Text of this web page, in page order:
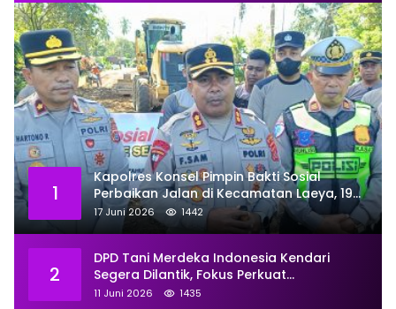
1
Kapolres Konsel Pimpin Bakti Sosial
Perbaikan Jalan di Kecamatan Laeya, 19
Titik Rusak Siap Ditambal
17 Juni 2026 1442
2
DPD Tani Merdeka Indonesia Kendari
Segera Dilantik, Fokus Perkuat
Pemberdayaan
11 Juni 2026 1435